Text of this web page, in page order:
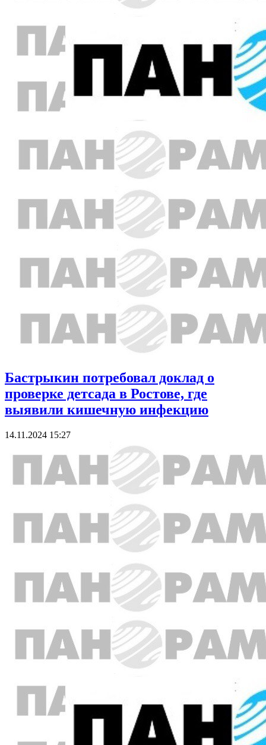
Бастрыкин потребовал доклад о
проверке детсада в Ростове, где
выявили кишечную инфекцию
14.11.2024 15:27